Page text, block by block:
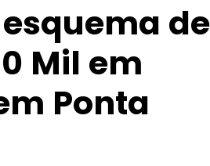
de
Mil em
Ponta